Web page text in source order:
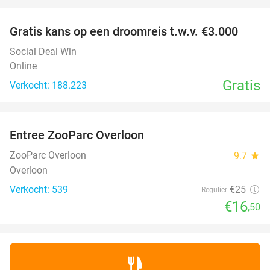
Gratis kans op een droomreis t.w.v. €3.000
Social Deal Win
Online
Verkocht: 188.223
Gratis
TODAY
Entree ZooParc Overloon
ZooParc Overloon 9.7 star
Overloon
Verkocht: 539
Regulier €25
€16,50